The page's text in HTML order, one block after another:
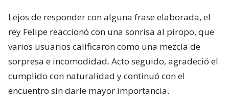
Lejos de responder con alguna frase elaborada, el
rey Felipe reaccionó con una sonrisa al piropo, que
varios usuarios calificaron como una mezcla de
sorpresa e incomodidad. Acto seguido, agradeció el
cumplido con naturalidad y continuó con el
encuentro sin darle mayor importancia.